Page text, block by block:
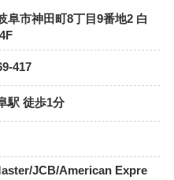
阜市神田町8丁目9番地2 白
417
駅 徒歩1分
JCB/American Expre